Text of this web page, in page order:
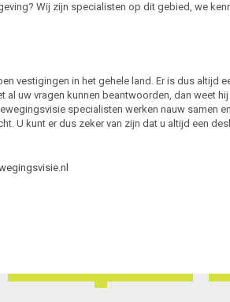
Wij zijn specialisten op dit gebied, we
vestigingen in het gehele land. Er is dus altijd
al uw vragen kunnen beantwoorden, dan weet
specialisten werken nauw samen
U kunt er dus zeker van zijn dat u altijd een